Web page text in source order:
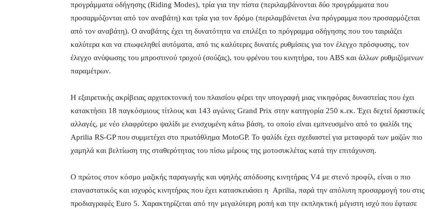
προγράμματα οδήγησης (Riding Modes), τρία για την πίστα (περιλαμβάνονται δύο προγράμματα που
προσαρμόζονται από τον αναβάτη) και τρία για τον δρόμο (περιλαμβάνεται ένα πρόγραμμα που προσαρμόζεται
από τον αναβάτη). Ο αναβάτης έχει τη δυνατότητα να επιλέξει το πρόγραμμα οδήγησης που του ταιριάζει
καλύτερα και να επωφεληθεί αυτόματα, από τις καλύτερες δυνατές ρυθμίσεις για τον έλεγχο πρόσφυσης, τον
έλεγχο ανύψωσης του μπροστινού τροχού (σούζας), του φρένου του κινητήρα, του ABS και άλλων ρυθμιζόμενων
παραμέτρων.
Η εξαιρετικής ακρίβειας αρχιτεκτονική του πλαισίου φέρει την υπογραφή μιας νικηφόρας δυναστείας που έχει
κατακτήσει 18 παγκόσμιους τίτλους και 143 αγώνες Grand Prix στην κατηγορία 250 κ.εκ. Έχει δεχτεί δραστικές
αλλαγές, με νέο ελαφρύτερο ψαλίδι με ενισχυμένη κάτω βάση, το οποίο είναι εμπνευσμένο από το ψαλίδι της
Aprilia RS-GP που συμμετέχει στο πρωτάθλημα MotoGP. Το ψαλίδι έχει σχεδιαστεί για μεταφορά των μαζών πιο
χαμηλά και βελτίωση της σταθερότητας του πίσω μέρους της μοτοσυκλέτας κατά την επιτάχυνση.
Ο πρώτος στον κόσμο μαζικής παραγωγής και υψηλής απόδοσης κινητήρας V4 με στενό προφίλ, είναι ο πιο
επαναστατικός και ισχυρός κινητήρας που έχει κατασκευάσει η Aprilia, παρά την απόλυτη προσαρμογή του στις
προδιαγραφές Euro 5. Χαρακτηρίζεται από την μεγαλύτερη ροπή και την εκπληκτική μέγιστη ισχύ που έφτασε